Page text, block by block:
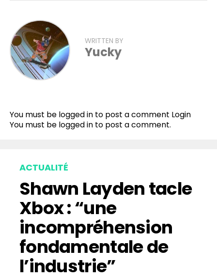
WRITTEN BY
Yucky
You must be logged in to post a comment Login
You must be logged in to post a comment.
ACTUALITÉ
Shawn Layden tacle
Xbox : “une
incompréhension
fondamentale de
l’industrie”
Pinterest